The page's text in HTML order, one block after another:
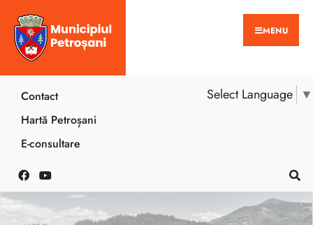
MENU
Select Language ▼
Contact
Hartă Petroșani
E-consultare